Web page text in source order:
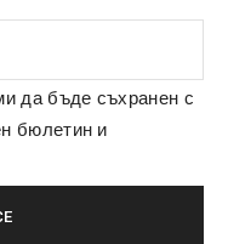
да бъде съхранен с
бюлетин и